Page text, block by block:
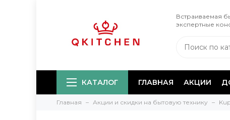
Встраиваемая
экспертные
КАТАЛОГ ГЛАВНАЯ АКЦИИ
Главная Акции и скидки на бытовую технику